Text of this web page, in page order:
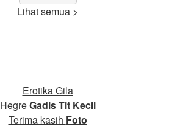
Lihat semua >
Erotika Gila
HegreGadis Tit Kecil
Terima kasih Foto